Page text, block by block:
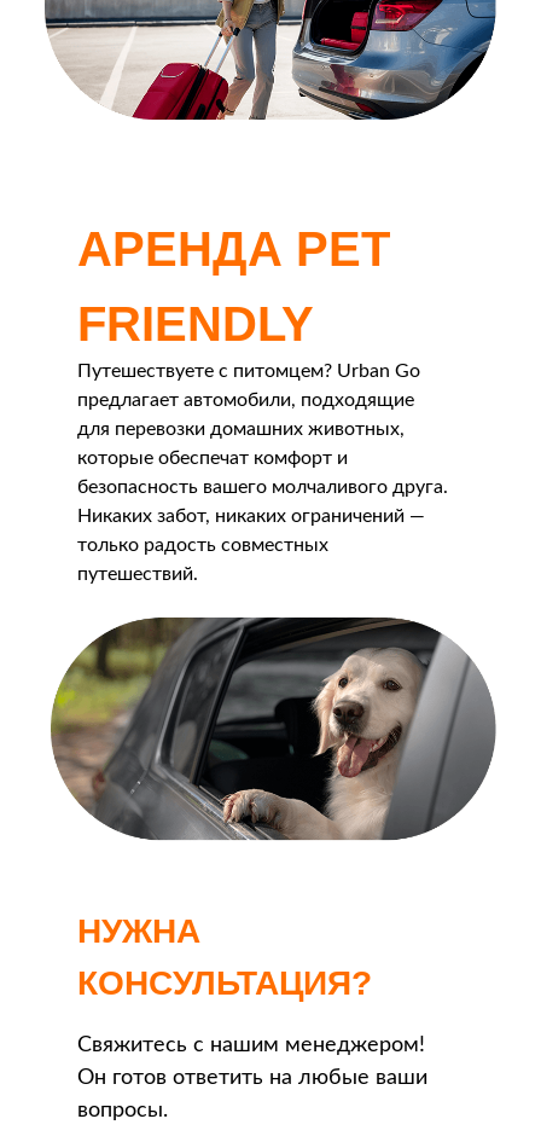
АРЕНДА PET
FRIENDLY
Путешествуете с питомцем? Urban Go
предлагает автомобили, подходящие
для перевозки домашних животных,
которые обеспечат комфорт и
безопасность вашего молчаливого друга.
Никаких забот, никаких ограничений —
только радость совместных
путешествий.
НУЖНА
КОНСУЛЬТАЦИЯ?
Свяжитесь с нашим менеджером!
Он готов ответить на любые ваши
вопросы.